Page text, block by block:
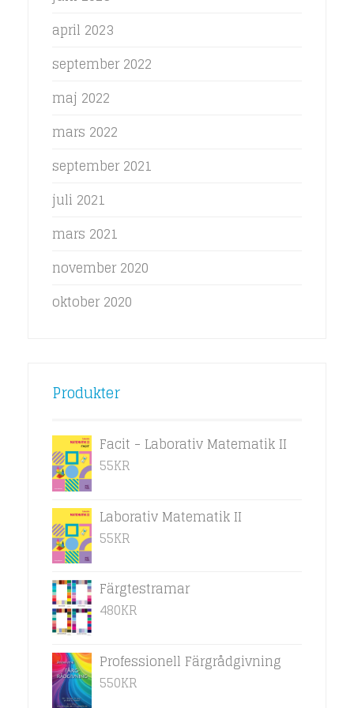
april 2023
september 2022
maj 2022
mars 2022
september 2021
juli 2021
mars 2021
november 2020
oktober 2020
Produkter
Facit - Laborativ Matematik II
55KR
Laborativ Matematik II
55KR
Färgtestramar
480KR
Professionell Färgrådgivning
550KR